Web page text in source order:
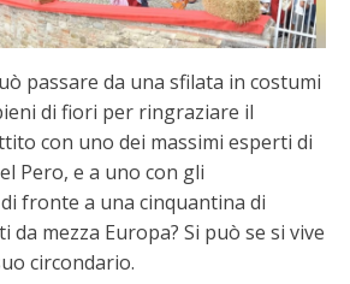
passare da una sfilata in costumi
di fiori per ringraziare il
con uno dei massimi esperti di
Pero, e a uno con gli
fronte a una cinquantina di
mezza Europa? Si può se si vive
circondario.